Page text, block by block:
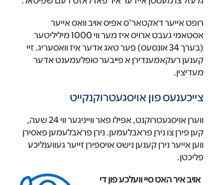
רופט אייער דאקטאר’ס אפיס אויב וואס אייער
אסטאמי געבט ארויס איז מער ווי 1000 מיליליטער
(בערך 34 אונסעס) פער טאג אדער איז וואסעריג. זיי
קענען רעקאמענדירן א פייבער סופלעמענט אדער
מעדיצין.
צייכענעס פון אויסגעטרוקנקייט
ווערן אויסגעטרוקנט, אפילו פאר ווייניגער ווי 24 שעה,
קען פירן צו נירן פראבלעמען. נירן פראבלעמען פאסירן
ווען אייער נירן קענען נישט אויספירן זייער געווענליכע
פליכטן.
‌ אויב איר האט סיי וועלכע פון די